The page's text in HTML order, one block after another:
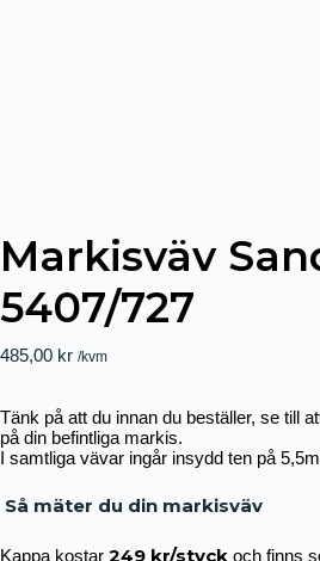
Markisväv
5407/727
485,00 kr /kvm
Tänk på att du innan du beställer, se till
på din befintliga markis.
I samtliga vävar ingår insydd ten på
Så mäter du din markisväv
Kappa kostar 249 kr/styck och finns